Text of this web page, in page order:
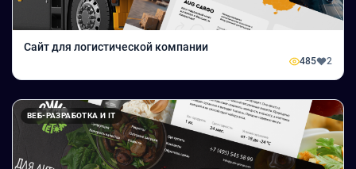
Сайт для логистической компании
485 2
ВЕБ-РАЗРАБОТКА И IT